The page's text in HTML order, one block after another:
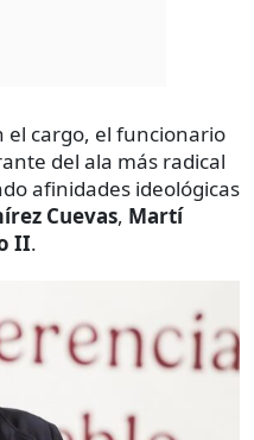
cargo, el funcionario
del ala más radical
afinidades ideológicas
Cuevas, Martí
II.